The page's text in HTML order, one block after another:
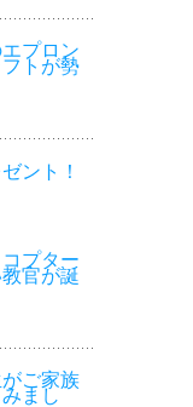
プロン
トが勢
ント！
プター
官が誕
ご家族
まし